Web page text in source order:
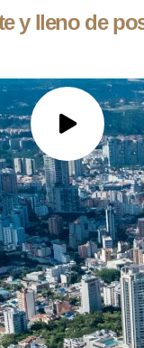
y lleno de